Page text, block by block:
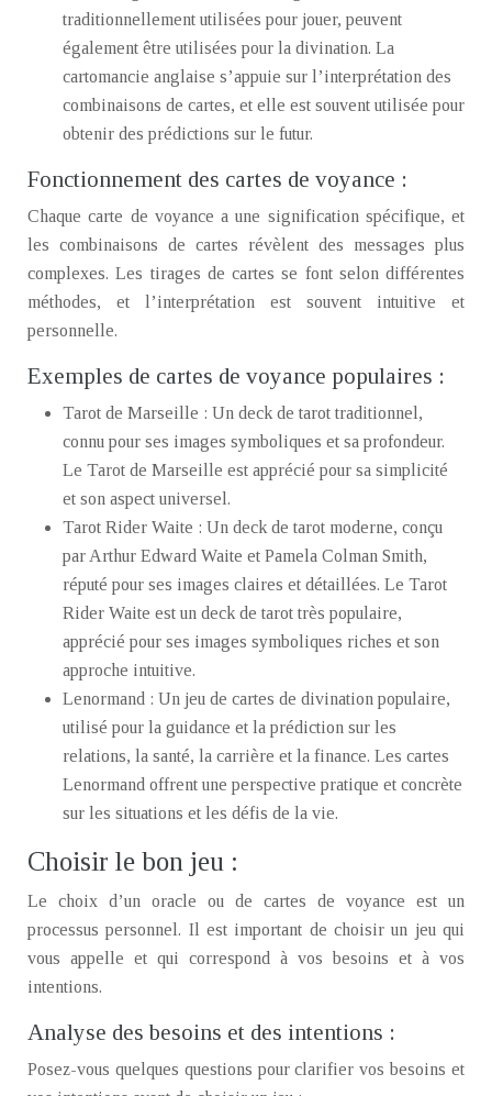
traditionnellement utilisées pour jouer, peuvent
également être utilisées pour la divination. La
cartomancie anglaise s’appuie sur l’interprétation des
combinaisons de cartes, et elle est souvent utilisée pour
obtenir des prédictions sur le futur.
Fonctionnement des cartes de voyance :
Chaque carte de voyance a une signification spécifique, et
les combinaisons de cartes révèlent des messages plus
complexes. Les tirages de cartes se font selon différentes
méthodes, et l’interprétation est souvent intuitive et
personnelle.
Exemples de cartes de voyance populaires :
Tarot de Marseille : Un deck de tarot traditionnel,
connu pour ses images symboliques et sa profondeur.
Le Tarot de Marseille est apprécié pour sa simplicité
et son aspect universel.
Tarot Rider Waite : Un deck de tarot moderne, conçu
par Arthur Edward Waite et Pamela Colman Smith,
réputé pour ses images claires et détaillées. Le Tarot
Rider Waite est un deck de tarot très populaire,
apprécié pour ses images symboliques riches et son
approche intuitive.
Lenormand : Un jeu de cartes de divination populaire,
utilisé pour la guidance et la prédiction sur les
relations, la santé, la carrière et la finance. Les cartes
Lenormand offrent une perspective pratique et concrète
sur les situations et les défis de la vie.
Choisir le bon jeu :
Le choix d’un oracle ou de cartes de voyance est un
processus personnel. Il est important de choisir un jeu qui
vous appelle et qui correspond à vos besoins et à vos
intentions.
Analyse des besoins et des intentions :
Posez-vous quelques questions pour clarifier vos besoins et